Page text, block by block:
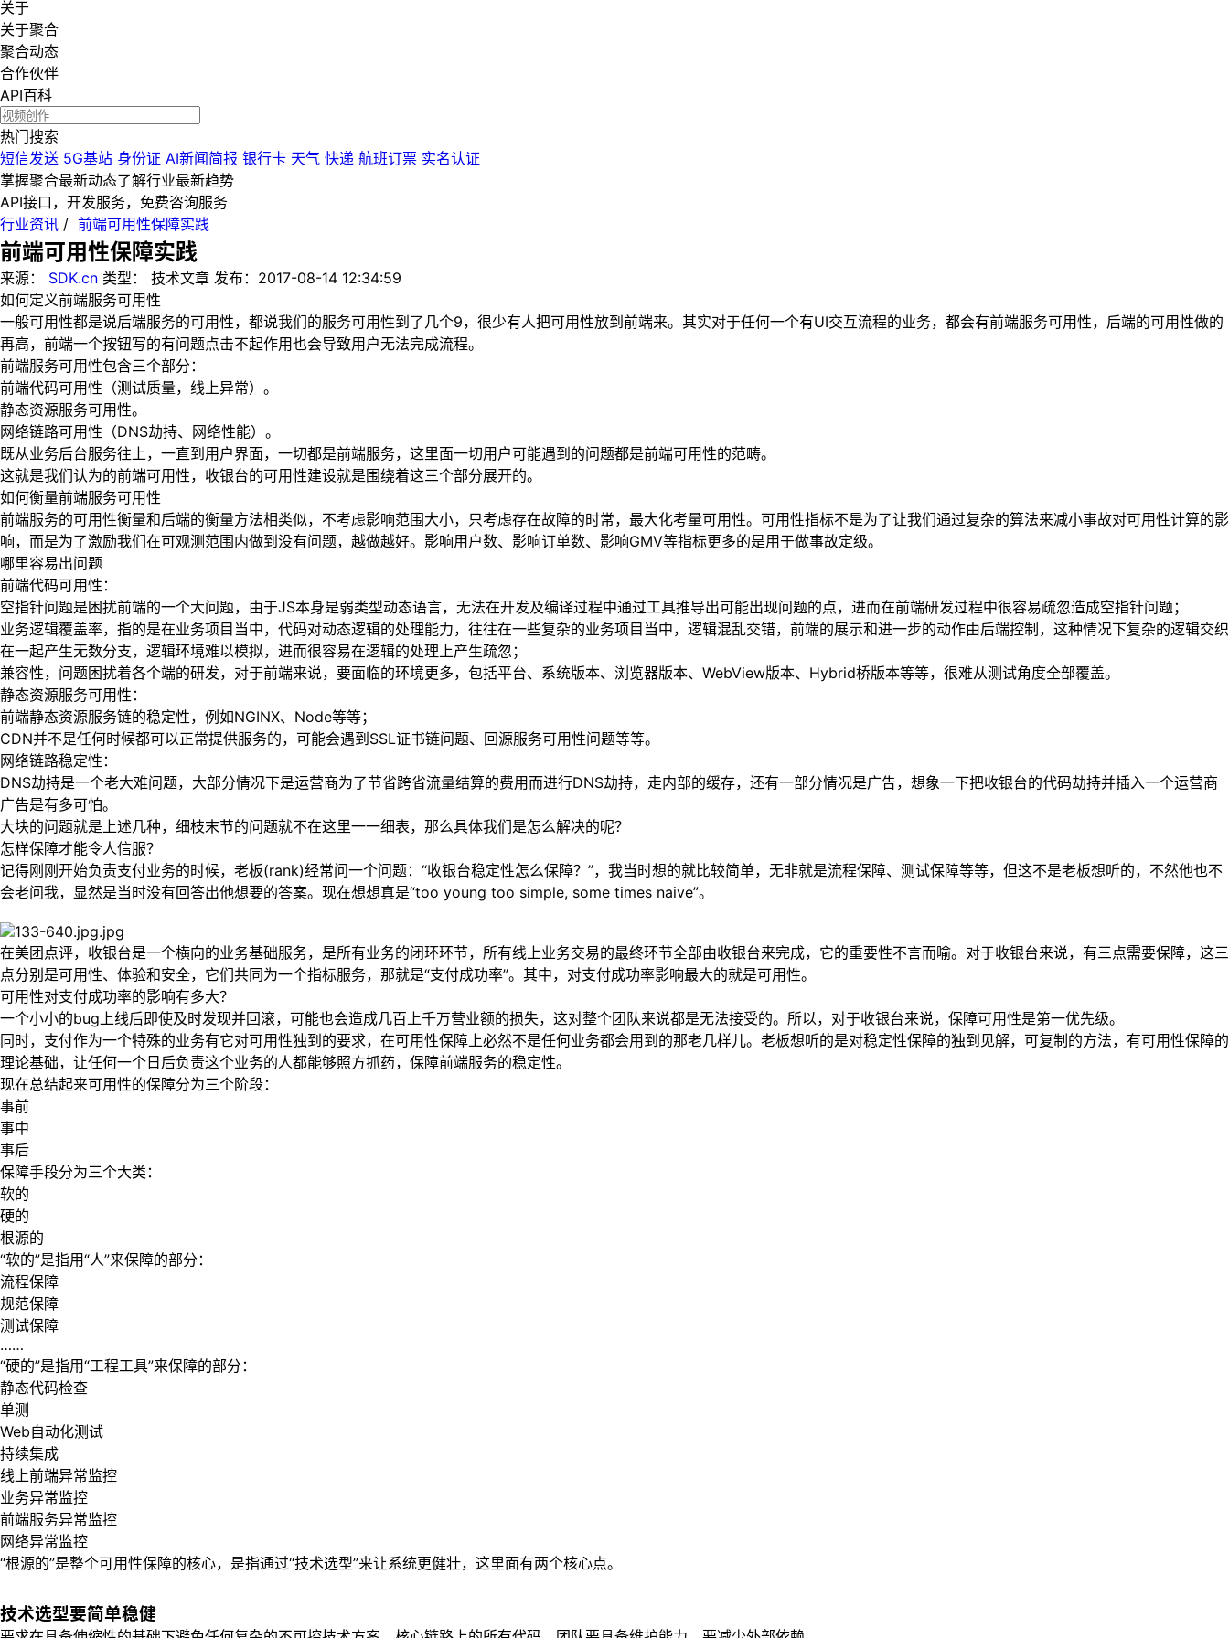
关于
关于聚合
聚合动态
合作伙伴
API百科
热门搜索
短信发送 5G基站 身份证 AI新闻简报 银行卡 天气 快递 航班订票 实名认证
掌握聚合最新动态了解行业最新趋势
API接口，开发服务，免费咨询服务
行业资讯 / 前端可用性保障实践
前端可用性保障实践
来源： SDK.cn 类型： 技术文章 发布： 2017-08-14 12:34:59
如何定义前端服务可用性
一般可用性都是说后端服务的可用性，都说我们的服务可用性到了几个9，很少有人把可用性放到前端来。其实对于任何一个有UI交互流程的业务，都会有前端服务可用性，后端的可用性做的
再高，前端一个按钮写的有问题点击不起作用也会导致用户无法完成流程。
前端服务可用性包含三个部分：
前端代码可用性（测试质量，线上异常）。
静态资源服务可用性。
网络链路可用性（DNS劫持、网络性能）。
既从业务后台服务往上，一直到用户界面，一切都是前端服务，这里面一切用户可能遇到的问题都是前端可用性的范畴。
这就是我们认为的前端可用性，收银台的可用性建设就是围绕着这三个部分展开的。
如何衡量前端服务可用性
前端服务的可用性衡量和后端的衡量方法相类似，不考虑影响范围大小，只考虑存在故障的时常，最大化考量可用性。可用性指标不是为了让我们通过复杂的算法来减小事故对可用性计算的影
响，而是为了激励我们在可观测范围内做到没有问题，越做越好。影响用户数、影响订单数、影响GMV等指标更多的是用于做事故定级。
哪里容易出问题
前端代码可用性：
空指针问题是困扰前端的一个大问题，由于JS本身是弱类型动态语言，无法在开发及编译过程中通过工具推导出可能出现问题的点，进而在前端研发过程中很容易疏忽造成空指针问题；
业务逻辑覆盖率，指的是在业务项目当中，代码对动态逻辑的处理能力，往往在一些复杂的业务项目当中，逻辑混乱交错，前端的展示和进一步的动作由后端控制，这种情况下复杂的逻辑交织
在一起产生无数分支，逻辑环境难以模拟，进而很容易在逻辑的处理上产生疏忽；
兼容性，问题困扰着各个端的研发，对于前端来说，要面临的环境更多，包括平台、系统版本、浏览器版本、WebView版本、Hybrid桥版本等等，很难从测试角度全部覆盖。
静态资源服务可用性：
前端静态资源服务链的稳定性，例如NGINX、Node等等；
CDN并不是任何时候都可以正常提供服务的，可能会遇到SSL证书链问题、回源服务可用性问题等等。
网络链路稳定性：
DNS劫持是一个老大难问题，大部分情况下是运营商为了节省跨省流量结算的费用而进行DNS劫持，走内部的缓存，还有一部分情况是广告，想象一下把收银台的代码劫持并插入一个运营商
广告是有多可怕。
大块的问题就是上述几种，细枝末节的问题就不在这里一一细表，那么具体我们是怎么解决的呢？
怎样保障才能令人信服？
记得刚刚开始负责支付业务的时候，老板(rank)经常问一个问题：“收银台稳定性怎么保障？”，我当时想的就比较简单，无非就是流程保障、测试保障等等，但这不是老板想听的，不然他也不
会老问我，显然是当时没有回答出他想要的答案。现在想想真是“too young too simple, some times naive”。
在美团点评，收银台是一个横向的业务基础服务，是所有业务的闭环环节，所有线上业务交易的最终环节全部由收银台来完成，它的重要性不言而喻。对于收银台来说，有三点需要保障，这三
点分别是可用性、体验和安全，它们共同为一个指标服务，那就是“支付成功率”。其中，对支付成功率影响最大的就是可用性。
可用性对支付成功率的影响有多大？
一个小小的bug上线后即使及时发现并回滚，可能也会造成几百上千万营业额的损失，这对整个团队来说都是无法接受的。所以，对于收银台来说，保障可用性是第一优先级。
同时，支付作为一个特殊的业务有它对可用性独到的要求，在可用性保障上必然不是任何业务都会用到的那老几样儿。老板想听的是对稳定性保障的独到见解，可复制的方法，有可用性保障的
理论基础，让任何一个日后负责这个业务的人都能够照方抓药，保障前端服务的稳定性。
现在总结起来可用性的保障分为三个阶段：
事前
事中
事后
保障手段分为三个大类：
软的
硬的
根源的
“软的”是指用“人”来保障的部分：
流程保障
规范保障
测试保障
……
“硬的”是指用“工程工具”来保障的部分：
静态代码检查
单测
Web自动化测试
持续集成
线上前端异常监控
业务异常监控
前端服务异常监控
网络异常监控
“根源的”是整个可用性保障的核心，是指通过“技术选型”来让系统更健壮，这里面有两个核心点。
技术选型要简单稳健